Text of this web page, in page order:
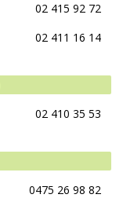
02 415 92 72
02 411 16 14
02 410 35 53
0475 26 98 82